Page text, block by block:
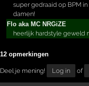
super gedraaid op BPM
damen!
Flo aka MC NRGiZE
heerlijk hardstyle geweld
12 opmerkingen
Deel je mening! Log in of